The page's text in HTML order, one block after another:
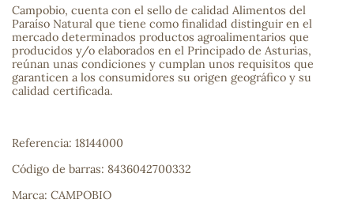
Campobio, cuenta con el sello de calidad Alimentos del
Paraíso Natural que tiene como finalidad distinguir en el
mercado determinados productos agroalimentarios que
producidos y/o elaborados en el Principado de Asturias,
reúnan unas condiciones y cumplan unos requisitos que
garanticen a los consumidores su origen geográfico y su
calidad certificada.
Referencia: 18144000
Código de barras: 8436042700332
Marca: CAMPOBIO